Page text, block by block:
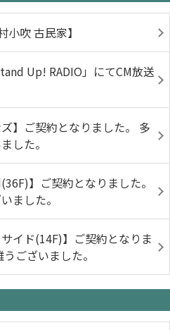
吹 古民家】
Up! RADIO」にてCM放送
】ご契約となりました。 多
した。
】ご契約となりました。
ました。
イド(14F)】ご契約となりま
ございました。